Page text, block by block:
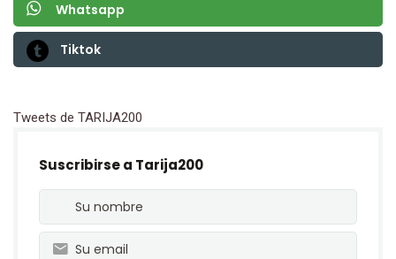
Whatsapp
Tiktok
Tweets de TARIJA200
Suscribirse a Tarija200